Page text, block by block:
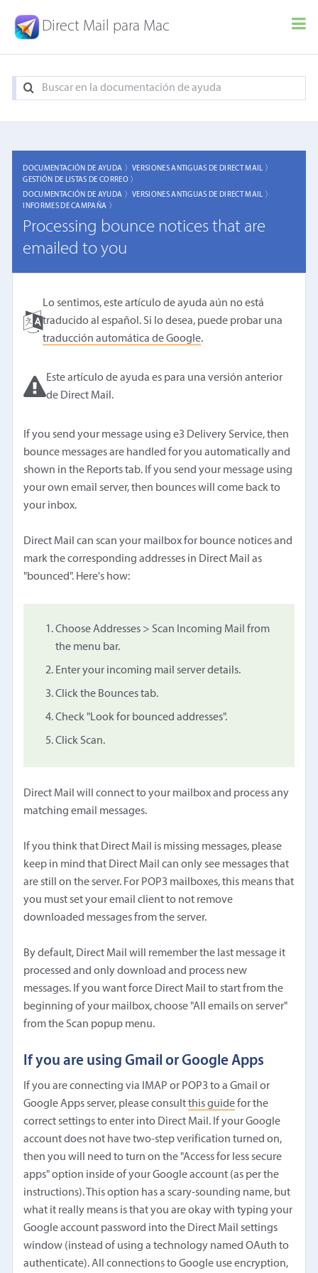
Direct Mail para Mac
DOCUMENTACIÓN DE AYUDA 〉VERSIONES ANTIGUAS DE DIRECT MAIL 〉
GESTIÓN DE LISTAS DE CORREO 〉
DOCUMENTACIÓN DE AYUDA 〉VERSIONES ANTIGUAS DE DIRECT MAIL 〉
INFORMES DE CAMPAÑA 〉
Processing bounce notices that are
emailed to you
Lo sentimos, este artículo de ayuda aún no está
traducido al español. Si lo desea, puede probar una
traducción automática de Google.
Este artículo de ayuda es para una versión anterior
de Direct Mail.
If you send your message using e3 Delivery Service, then
bounce messages are handled for you automatically and
shown in the Reports tab. If you send your message using
your own email server, then bounces will come back to
your inbox.
Direct Mail can scan your mailbox for bounce notices and
mark the corresponding addresses in Direct Mail as
"bounced". Here's how:
Choose Addresses > Scan Incoming Mail from
the menu bar.
Enter your incoming mail server details.
Click the Bounces tab.
Check "Look for bounced addresses".
Click Scan.
Direct Mail will connect to your mailbox and process any
matching email messages.
If you think that Direct Mail is missing messages, please
keep in mind that Direct Mail can only see messages that
are still on the server. For POP3 mailboxes, this means that
you must set your email client to not remove
downloaded messages from the server.
By default, Direct Mail will remember the last message it
processed and only download and process new
messages. If you want force Direct Mail to start from the
beginning of your mailbox, choose "All emails on server"
from the Scan popup menu.
If you are using Gmail or Google Apps
If you are connecting via IMAP or POP3 to a Gmail or
Google Apps server, please consultthis guidefor the
correct settings to enter into Direct Mail. If your Google
account does not have two-step verification turned on,
then you will need to turn on the "Access for less secure
apps" option inside of your Google account (as per the
instructions). This option has a scary-sounding name, but
what it really means is that you are okay with typing your
Google account password into the Direct Mail settings
window (instead of using a technology named OAuth to
authenticate). All connections to Google use encryption,